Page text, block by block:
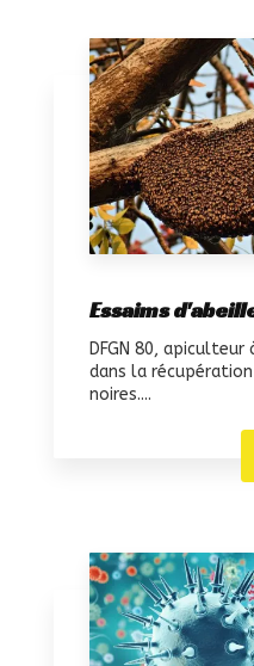
Essaims
DFGN 80,
dans la récupération
noires....